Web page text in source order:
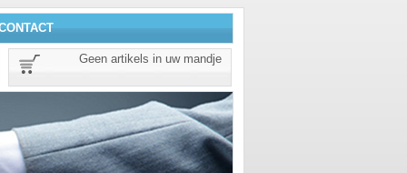
Geen artikels in uw mandje